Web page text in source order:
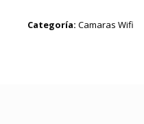
Categoría: Camaras Wifi